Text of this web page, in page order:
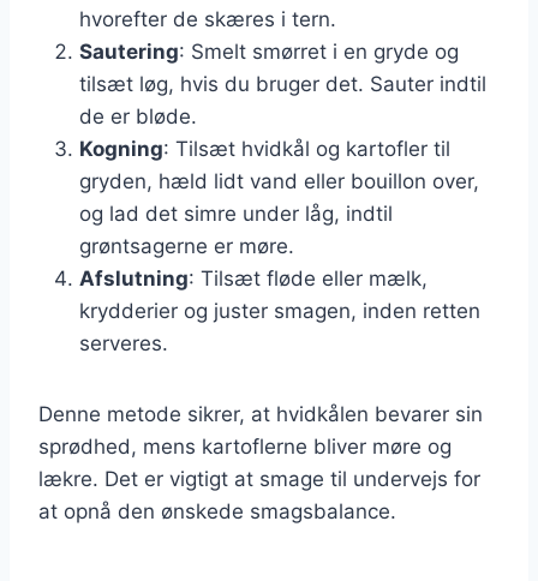
hvorefter de skæres i tern.
Sautering: Smelt smørret i en gryde og
tilsæt løg, hvis du bruger det. Sauter indtil
de er bløde.
Kogning: Tilsæt hvidkål og kartofler til
gryden, hæld lidt vand eller bouillon over,
og lad det simre under låg, indtil
grøntsagerne er møre.
Afslutning: Tilsæt fløde eller mælk,
krydderier og juster smagen, inden retten
serveres.
Denne metode sikrer, at hvidkålen bevarer sin
sprødhed, mens kartoflerne bliver møre og
lækre. Det er vigtigt at smage til undervejs for
at opnå den ønskede smagsbalance.